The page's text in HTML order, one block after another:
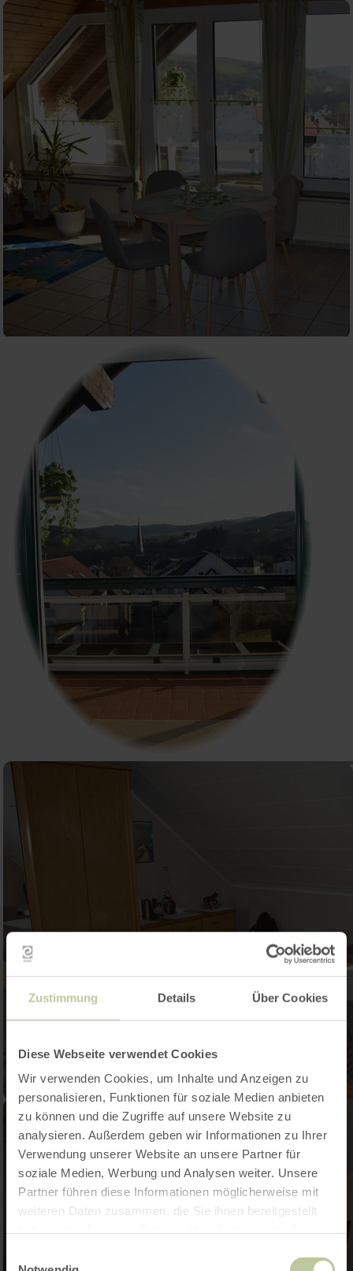
Zustimmung Details Über Cookies
Diese Webseite verwendet Cookies
Wir verwenden Cookies, um Inhalte und Anzeigen zu
personalisieren, Funktionen für soziale Medien anbieten
zu können und die Zugriffe auf unsere Website zu
analysieren. Außerdem geben wir Informationen zu Ihrer
Verwendung unserer Website an unsere Partner für
soziale Medien, Werbung und Analysen weiter. Unsere
Partner führen diese Informationen möglicherweise mit
weiteren Daten zusammen, die Sie ihnen bereitgestellt